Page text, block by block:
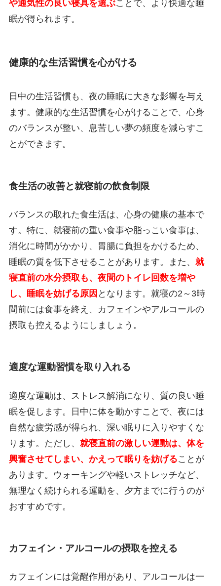
や通気性の良い寝具を選ぶことで、より快適な睡
眠が得られます。
健康的な生活習慣を心がける
日中の生活習慣も、夜の睡眠に大きな影響を与え
ます。健康的な生活習慣を心がけることで、心身
のバランスが整い、息苦しい夢の頻度を減らすこ
とができます。
食生活の改善と就寝前の飲食制限
バランスの取れた食生活は、心身の健康の基本で
す。特に、就寝前の重い食事や脂っこい食事は、
消化に時間がかかり、胃腸に負担をかけるため、
睡眠の質を低下させることがあります。また、 就
寝直前の水分摂取も、夜間のトイレ回数を増や
し、睡眠を妨げる原因 となります。就寝の2～3時
間前には食事を終え、カフェインやアルコールの
摂取も控えるようにしましょう。
適度な運動習慣を取り入れる
適度な運動は、ストレス解消になり、質の良い睡
眠を促します。日中に体を動かすことで、夜には
自然な疲労感が得られ、深い眠りに入りやすくな
ります。ただし、 就寝直前の激しい運動は、体を
興奮させてしまい、かえって眠りを妨げることが
あります。ウォーキングや軽いストレッチなど、
無理なく続けられる運動を、夕方までに行うのが
おすすめです。
カフェイン・アルコールの摂取を控える
カフェインには覚醒作用があり、アルコールは一